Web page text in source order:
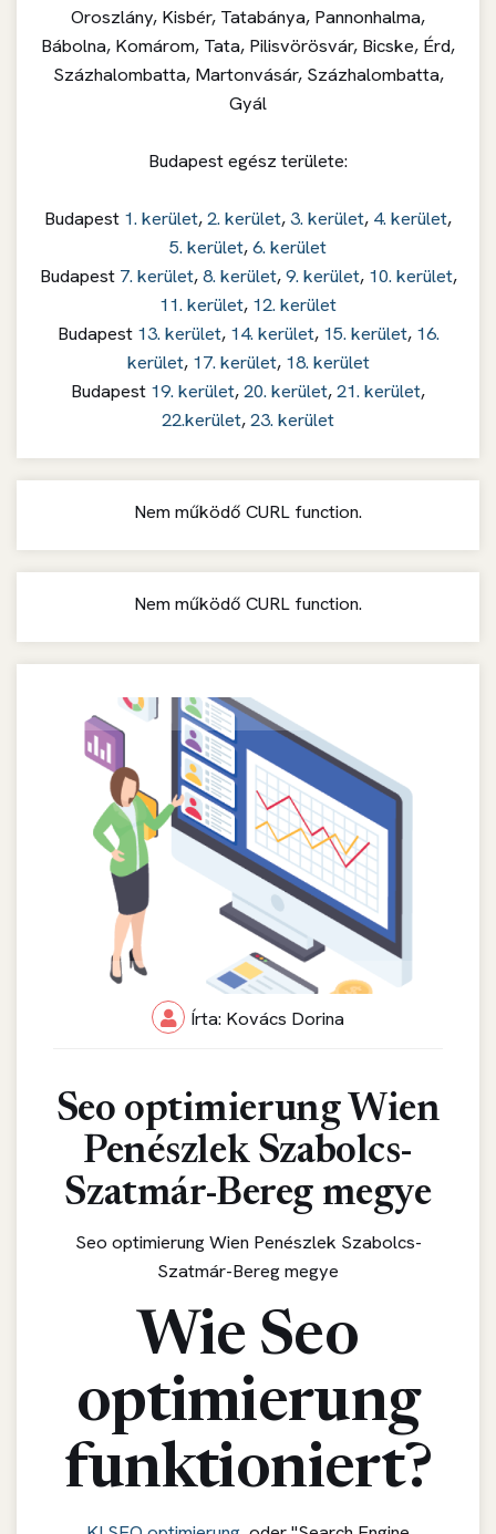
Oroszlány, Kisbér, Tatabánya, Pannonhalma,
Bábolna, Komárom, Tata, Pilisvörösvár, Bicske, Érd,
Százhalombatta, Martonvásár, Százhalombatta,
Gyál
Budapest egész területe:
Budapest 1. kerület,2. kerület,3. kerület, 4. kerület,
5. kerület,6. kerület
Budapest 7. kerület,8. kerület,9. kerület, 10. kerület,
11. kerület, 12. kerület
Budapest 13. kerület, 14. kerület, 15. kerület, 16.
kerület, 17. kerület, 18. kerület
Budapest 19. kerület,20. kerület,21. kerület,
22.kerület,23. kerület
Nem működő CURL function.
Nem működő CURL function.
Írta: Kovács Dorina
Seo optimierung Wien
Penészlek Szabolcs-
Szatmár-Bereg megye
Seo optimierung Wien Penészlek Szabolcs-
Szatmár-Bereg megye
Wie Seo
optimierung
funktioniert?